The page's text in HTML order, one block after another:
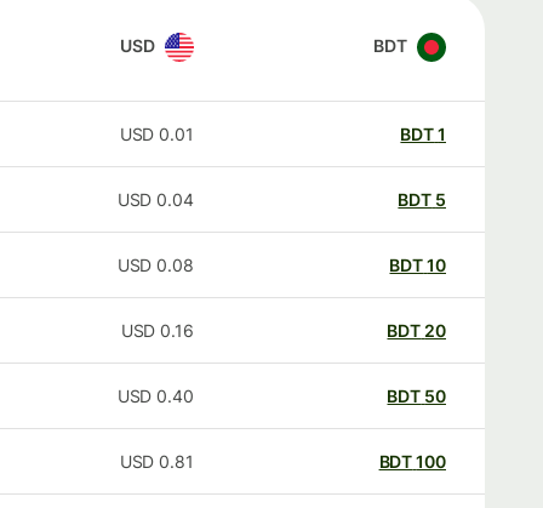
BDT
USD
BDT
0.01
USD
BDT
0.04
USD
BDT
0.08
USD
20
BDT
0.16
USD
50
BDT
0.40
USD
100
BDT
0.81
USD